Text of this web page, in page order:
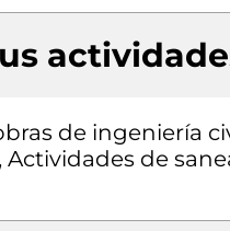
de ingeniería
Actividades de